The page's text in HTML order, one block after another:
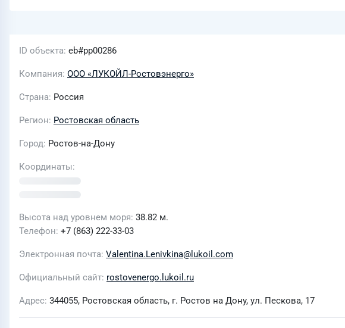
ID объекта eb#pp00286
Компания ООО «ЛУКОЙЛ-Ростовэнерго»
Страна Россия
Регион Ростовская область
Город Ростов-на-Дону
Координаты
Высота над уровнем моря 38.82 м.
Телефон +7 (863) 222-33-03
Электронная почта Valentina.Lenivkina@lukoil.com
Официальный сайт rostovenergo.lukoil.ru
Адрес 344055, Ростовская область, г. Ростов на Дону, ул. Пескова, 17